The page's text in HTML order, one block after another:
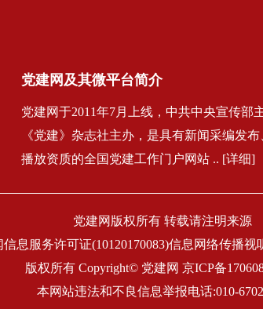
党建网及其微平台简介
党建网于2011年7月上线，中共中央宣传部
《党建》杂志社主办，是具有新闻采编发布
播放资质的全国党建工作门户网站 .. [详细]
党建网版权所有 转载请注明来源
息服务许可证(10120170083)信息网络传播视
版权所有 Copyright© 党建网 京ICP备
本网站违法和不良信息举报电话:010-